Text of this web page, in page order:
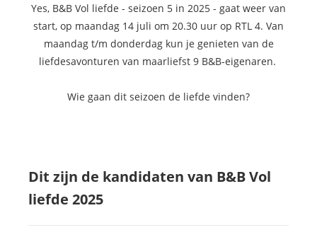
Yes, B&B Vol liefde - seizoen 5 in 2025 - gaat weer van
start, op maandag 14 juli om 20.30 uur op RTL 4. Van
maandag t/m donderdag kun je genieten van de
liefdesavonturen van maarliefst 9 B&B-eigenaren.
Wie gaan dit seizoen de liefde vinden?
Dit zijn de kandidaten van B&B Vol
liefde 2025